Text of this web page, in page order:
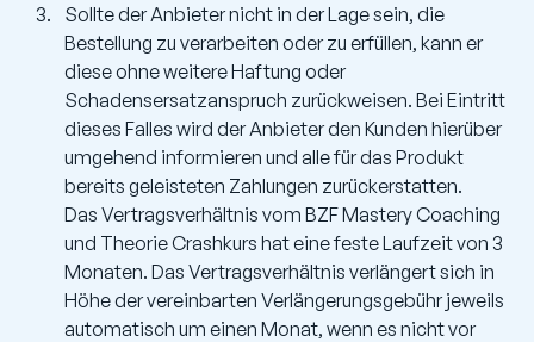
Sollte der Anbieter nicht in der Lage sein, die
Bestellung zu verarbeiten oder zu erfüllen, kann er
diese ohne weitere Haftung oder
Schadensersatzanspruch zurückweisen. Bei Eintritt
dieses Falles wird der Anbieter den Kunden hierüber
umgehend informieren und alle für das Produkt
bereits geleisteten Zahlungen zurückerstatten.
Das Vertragsverhältnis vom BZF Mastery Coaching
und Theorie Crashkurs hat eine feste Laufzeit von 3
Monaten. Das Vertragsverhältnis verlängert sich in
Höhe der vereinbarten Verlängerungsgebühr jeweils
automatisch um einen Monat, wenn es nicht vor